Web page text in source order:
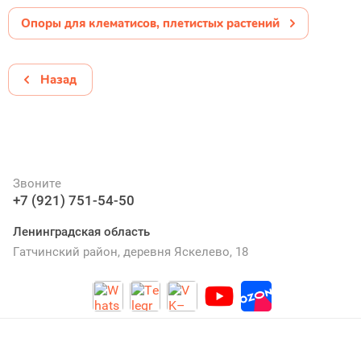
Опоры для клематисов, плетистых растений
Назад
Звоните
+7 (921) 751-54-50
Ленинградская область
Гатчинский район, деревня Яскелево, 18